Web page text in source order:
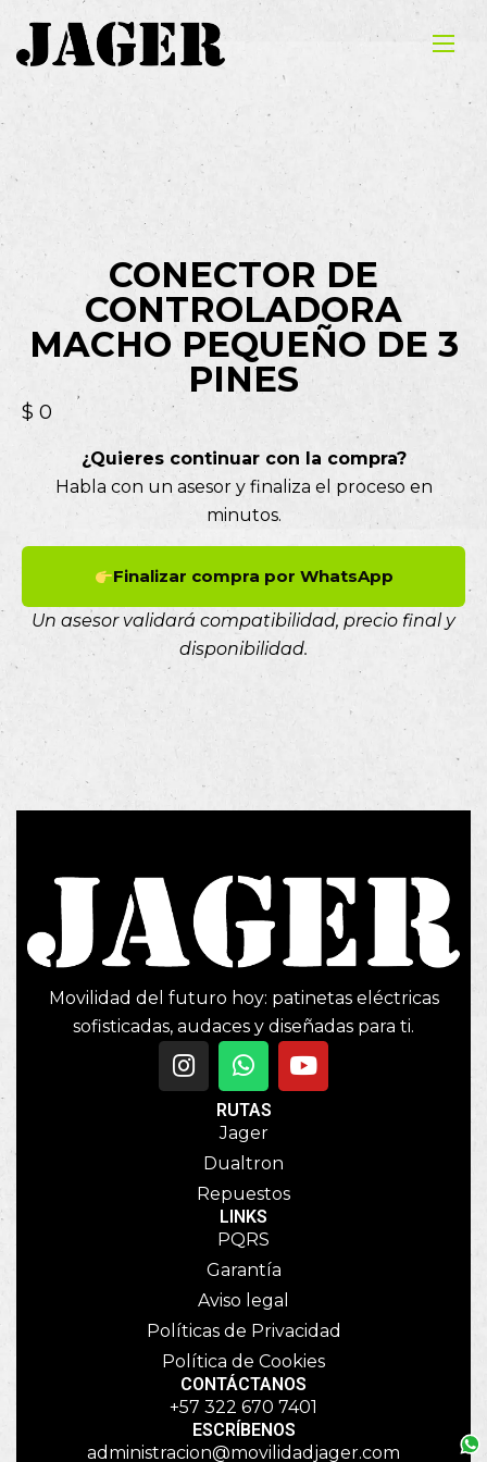
CONECTOR DE
CONTROLADORA
MACHO PEQUEÑO DE 3
PINES
$ 0
¿Quieres continuar con la compra?
Habla con un asesor y finaliza el proceso en
minutos.
Finalizar compra por WhatsApp
Un asesor validará compatibilidad, precio final y
disponibilidad.
Movilidad del futuro hoy: patinetas eléctricas
sofisticadas, audaces y diseñadas para ti.
RUTAS
Jager
Dualtron
Repuestos
LINKS
PQRS
Garantía
Aviso legal
Políticas de Privacidad
Política de Cookies
CONTÁCTANOS
+57 322 670 7401
ESCRÍBENOS
administracion@movilidadjager.com